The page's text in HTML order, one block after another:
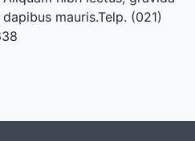
mauris.Telp. (021)